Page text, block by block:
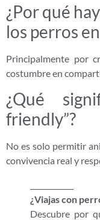
¿Por qué
los perros
Principalmente por
costumbre en
¿Qué
friendly”?
No es solo permitir
convivencia real y
¿Viajas con
Descubre por